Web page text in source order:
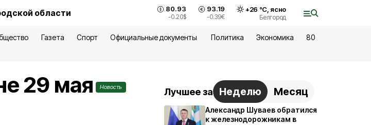
области 80.93
-0.20$
93.19
-0.39€
+26 °С, ясно
Белгород
Газета Спорт Официальные документы Политика Экономика
80
29 мая Новость Лучшее за Неделю Месяц
Александр Шуваев обратился
к железнодорожникам в